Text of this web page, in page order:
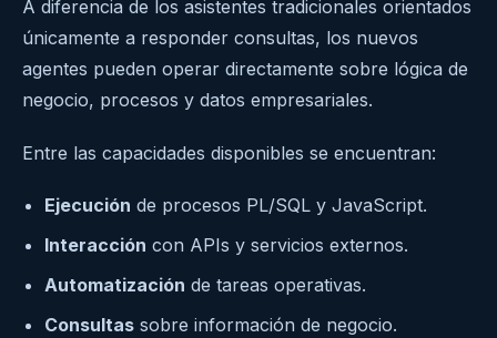
A diferencia de los asistentes tradicionales orientados
únicamente a responder consultas, los nuevos
agentes pueden operar directamente sobre lógica de
negocio, procesos y datos empresariales.
Entre las capacidades disponibles se encuentran:
Ejecución de procesos PL/SQL y JavaScript.
Interacción con APIs y servicios externos.
Automatización de tareas operativas.
Consultas sobre información de negocio.